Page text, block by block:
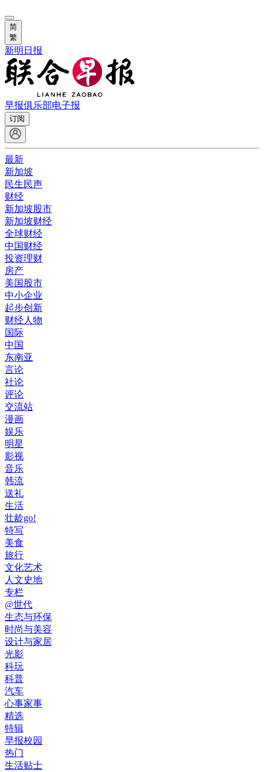
简
繁
新明日报
早报俱乐部电子报
订阅
最新
新加坡
民生民声
财经
新加坡股市
新加坡财经
全球财经
中国财经
投资理财
房产
美国股市
中小企业
起步创新
财经人物
国际
中国
东南亚
言论
社论
评论
交流站
漫画
娱乐
明星
影视
音乐
韩流
送礼
生活
壮龄go!
特写
美食
旅行
文化艺术
人文史地
专栏
@世代
生态与环保
时尚与美容
设计与家居
光影
科玩
科普
汽车
心事家事
精选
特辑
早报校园
热门
生活贴士